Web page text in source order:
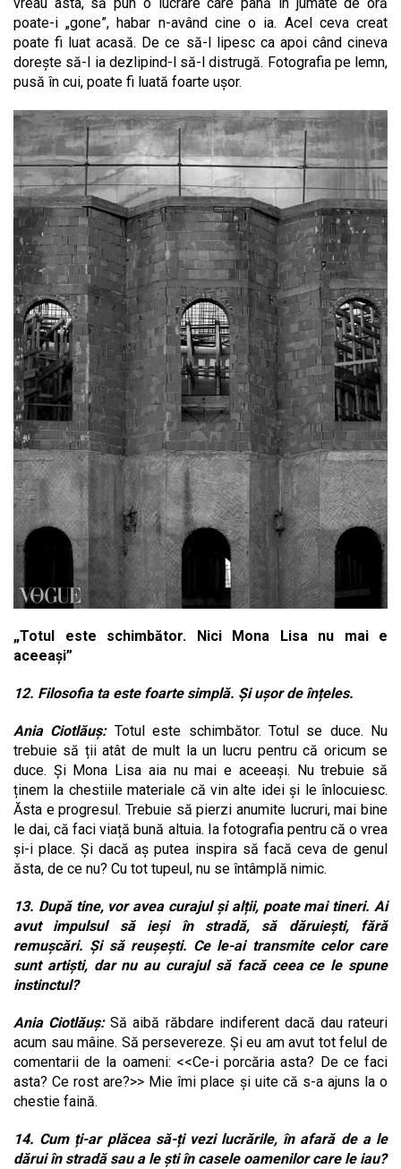
poate-i „gone”, habar n-având cine o ia. Acel ceva creat
poate fi luat acasă. De ce să-l lipesc ca apoi când cineva
dorește să-l ia dezlipind-l să-l distrugă. Fotografia pe lemn,
pusă în cui, poate fi luată foarte ușor.
„Totul este schimbător. Nici Mona Lisa nu mai e
aceeași”
12. Filosofia ta este foarte simplă. Și ușor de înțeles.
Ania Ciotlăuș: Totul este schimbător. Totul se duce. Nu
trebuie să ții atât de mult la un lucru pentru că oricum se
duce. Și Mona Lisa aia nu mai e aceeași. Nu trebuie să
ținem la chestiile materiale că vin alte idei și le înlocuiesc.
Ăsta e progresul. Trebuie să pierzi anumite lucruri, mai bine
le dai, că faci viață bună altuia. Ia fotografia pentru că o vrea
și-i place. Și dacă aș putea inspira să facă ceva de genul
ăsta, de ce nu? Cu tot tupeul, nu se întâmplă nimic.
13. După tine, vor avea curajul și alții, poate mai tineri. Ai
avut impulsul să ieși în stradă, să dăruiești, fără
remușcări. Și să reușești. Ce le-ai transmite celor care
sunt artiști, dar nu au curajul să facă ceea ce le spune
instinctul?
Ania Ciotlăuș:Să aibă răbdare indiferent dacă dau rateuri
acum sau mâine. Să persevereze. Și eu am avut tot felul de
comentarii de la oameni: <<Ce-i porcăria asta? De ce faci
asta? Ce rost are?>> Mie îmi place și uite că s-a ajuns la o
chestie faină.
14. Cum ți-ar plăcea să-ți vezi lucrările, în afară de a le
dărui în stradă sau a le ști în casele oamenilor care le iau?